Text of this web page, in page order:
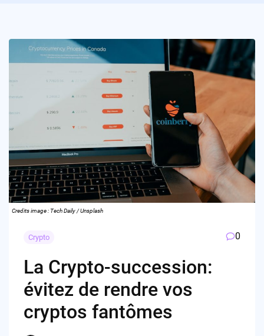
Credits image : Tech Daily / Unsplash
Crypto 0
La Crypto-succession:
évitez de rendre vos
cryptos fantômes